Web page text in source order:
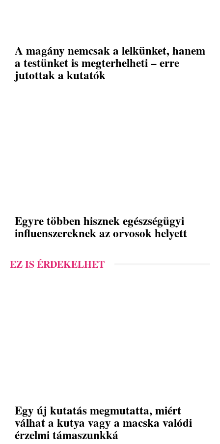
A magány nemcsak a lelkünket, hanem
a testünket is megterhelheti – erre
jutottak a kutatók
Egyre többen hisznek egészségügyi
influenszereknek az orvosok helyett
EZ IS ÉRDEKELHET
Egy új kutatás megmutatta, miért
válhat a kutya vagy a macska valódi
érzelmi támaszunkká